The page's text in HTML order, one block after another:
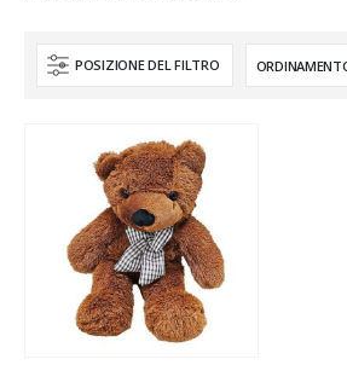
POSIZIONE DEL FILTRO